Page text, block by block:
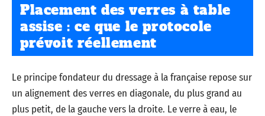
Placement des verres à table
assise : ce que le protocole
prévoit réellement
Le principe fondateur du dressage à la française repose sur
un alignement des verres en diagonale, du plus grand au
plus petit, de la gauche vers la droite. Le verre à eau, le